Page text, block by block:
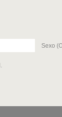
Sexo
.